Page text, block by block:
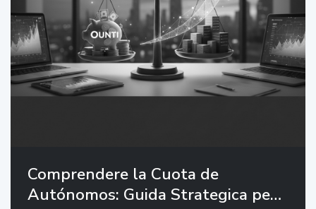
Comprendere la Cuota de
Autónomos: Guida Strategica pe…